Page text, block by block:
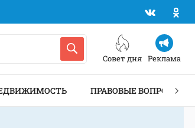
Совет дня Реклама
ПРАВОВЫЕ ВОПРОСЫ